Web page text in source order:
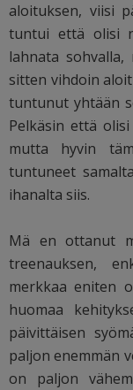
aloituksen, viisi
tuntui että olisi
lahnata
sitten vihdoin
tuntunut yhtään
Pelkäsin että
mutta hyvin
tuntuneet
ihanalta siis.
Mä en ottanut
treenauksen,
merkkaa eniten
huomaa
päivittäisen
paljon enemmän
on paljon